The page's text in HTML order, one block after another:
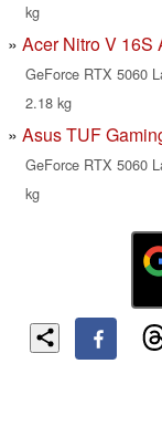
kg
Acer Nitro V 16S
GeForce RTX 5060
2.18 kg
Asus TUF
GeForce RTX 5060
kg